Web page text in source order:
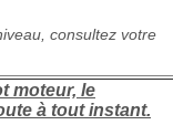
consultez votre
moteur, le
à tout instant.